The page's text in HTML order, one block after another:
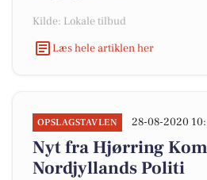
Kilde: Lokale tilbud
Læs hele artiklen her
OPSLAGSTAVLEN 28-08-2020
Nyt fra Hjørring
Nordjyllands Politi